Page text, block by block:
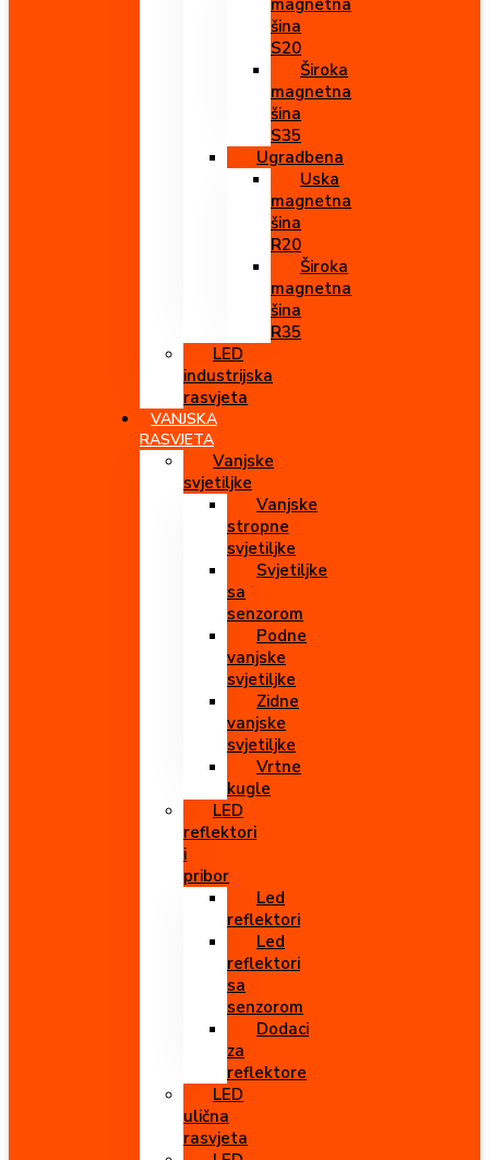
magnetna
šina
S20
Široka
magnetna
šina
S35
Ugradbena
Uska
magnetna
šina
R20
Široka
magnetna
šina
R35
LED
industrijska
rasvjeta
VANJSKA
RASVJETA
Vanjske
svjetiljke
Vanjske
stropne
svjetiljke
Svjetiljke
sa
senzorom
Podne
vanjske
svjetiljke
Zidne
vanjske
svjetiljke
Vrtne
kugle
LED
reflektori
i
pribor
Led
reflektori
Led
reflektori
sa
senzorom
Dodaci
za
reflektore
LED
ulična
rasvjeta